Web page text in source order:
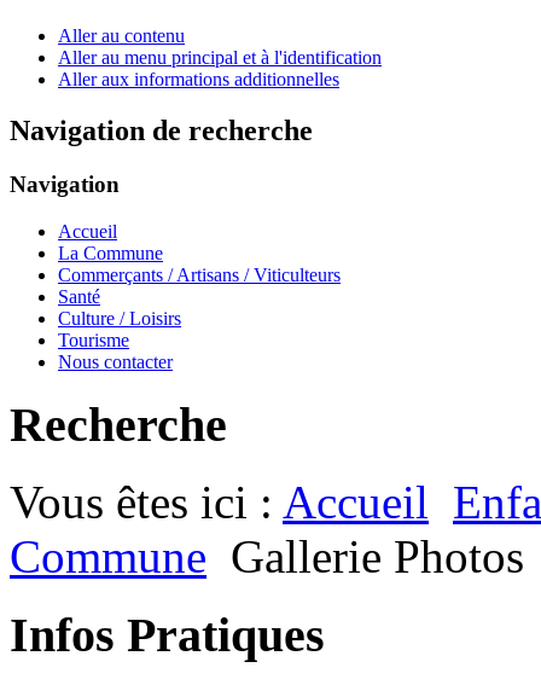
Aller au contenu
Aller au menu principal et à l'identification
Aller aux informations additionnelles
Navigation de recherche
Navigation
Accueil
La Commune
Commerçants / Artisans / Viticulteurs
Santé
Culture / Loisirs
Tourisme
Nous contacter
Recherche
Vous êtes ici : Accueil
Commune Gallerie Photos
Infos Pratiques